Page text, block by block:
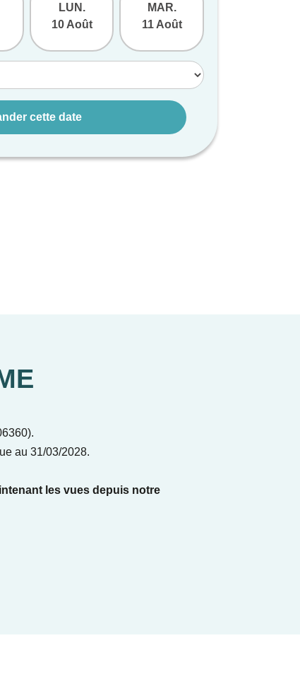
LUN.
10 Août
MAR.
11 Août
cette date
au 31/03/2028.
les vues depuis notre
ou jardin privatif, prolongeant